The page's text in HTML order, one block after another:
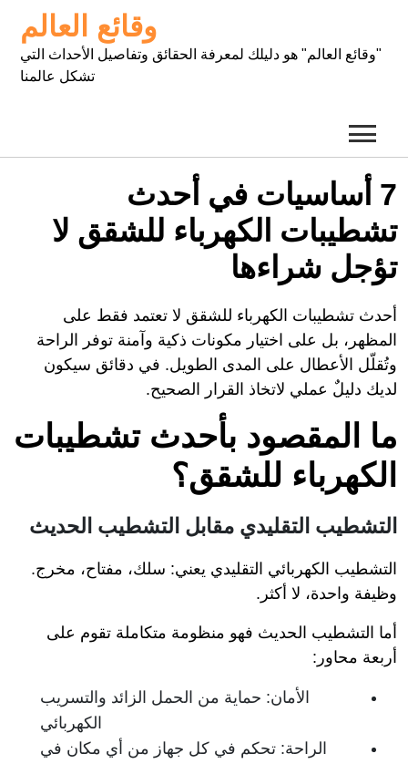
content
وقائع العالم
"وقائع العالم" هو دليلك لمعرفة الحقائق وتفاصيل الأحداث التي
تشكل عالمنا
7 أساسيات في أحدث
تشطيبات الكهرباء للشقق لا
تؤجل شراءها
أحدث تشطيبات الكهرباء للشقق لا تعتمد فقط على
المظهر، بل على اختيار مكونات ذكية وآمنة توفر الراحة
وتُقلّل الأعطال على المدى الطويل. في دقائق سيكون
لديك دليلٌ عملي لاتخاذ القرار الصحيح.
ما المقصود بأحدث تشطيبات
الكهرباء للشقق؟
التشطيب التقليدي مقابل التشطيب الحديث
التشطيب الكهربائي التقليدي يعني: سلك، مفتاح، مخرج.
وظيفة واحدة، لا أكثر.
أما التشطيب الحديث فهو منظومة متكاملة تقوم على
أربعة محاور:
الأمان: حماية من الحمل الزائد والتسريب
الكهربائي
الراحة: تحكم في كل جهاز من أي مكان في